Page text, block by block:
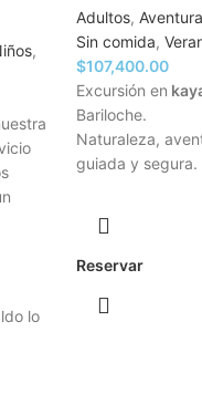
,
lo
Adultos, Aventura
Sin comida,
$107,400.00
Excursión en
Bariloche.
Naturaleza,
guiada y segura.
Reservar